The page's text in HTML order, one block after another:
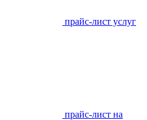
прайс-лист услуг
прайс-лист на